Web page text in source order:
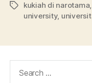
Tagskukiah di narotama,
university,